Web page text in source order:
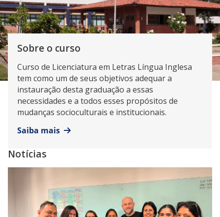
Sobre o curso
Curso de Licenciatura em Letras Língua Inglesa
tem como um de seus objetivos adequar a
instauração desta graduação a essas
necessidades e a todos esses propósitos de
mudanças socioculturais e institucionais.
Saiba mais
Notícias